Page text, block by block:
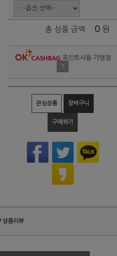
총 상품 금액 0 원
포인트사용 가맹점
?
관심상품 장바구니
구매하기
상품리뷰